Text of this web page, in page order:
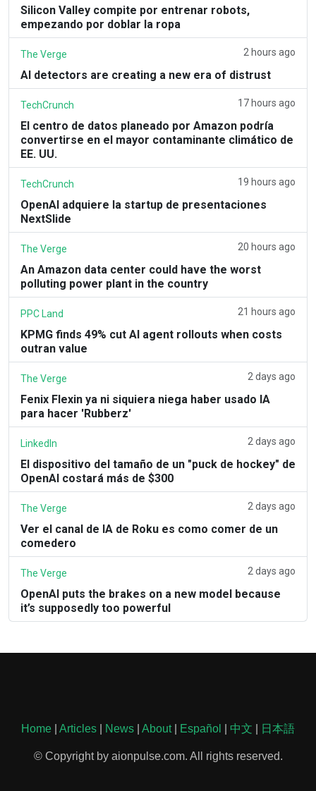
Silicon Valley compite por entrenar robots,
empezando por doblar la ropa
The Verge 2 hours ago
AI detectors are creating a new era of distrust
TechCrunch 17 hours ago
El centro de datos planeado por Amazon podría
convertirse en el mayor contaminante climático de
EE. UU.
TechCrunch 19 hours ago
OpenAI adquiere la startup de presentaciones
NextSlide
The Verge 20 hours ago
An Amazon data center could have the worst
polluting power plant in the country
PPC Land 21 hours ago
KPMG finds 49% cut AI agent rollouts when costs
outran value
The Verge 2 days ago
Fenix Flexin ya ni siquiera niega haber usado IA
para hacer 'Rubberz'
LinkedIn 2 days ago
El dispositivo del tamaño de un "puck de hockey" de
OpenAI costará más de $300
The Verge 2 days ago
Ver el canal de IA de Roku es como comer de un
comedero
The Verge 2 days ago
OpenAI puts the brakes on a new model because
it’s supposedly too powerful
Home Articles News About| Español 中文 日本語
© Copyright by aionpulse.com. All rights reserved.